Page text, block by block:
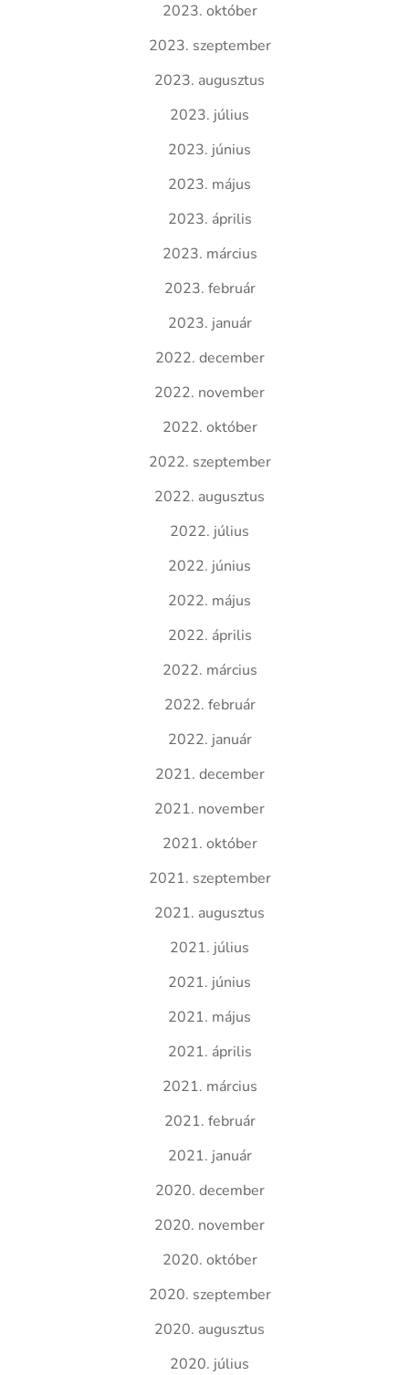
2023. október
2023. szeptember
2023. augusztus
2023. július
2023. június
2023. május
2023. április
2023. március
2023. február
2023. január
2022. december
2022. november
2022. október
2022. szeptember
2022. augusztus
2022. július
2022. június
2022. május
2022. április
2022. március
2022. február
2022. január
2021. december
2021. november
2021. október
2021. szeptember
2021. augusztus
2021. július
2021. június
2021. május
2021. április
2021. március
2021. február
2021. január
2020. december
2020. november
2020. október
2020. szeptember
2020. augusztus
2020. július